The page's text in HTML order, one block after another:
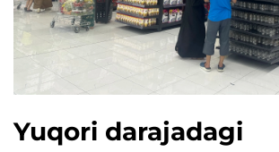
Yuqori darajadagi